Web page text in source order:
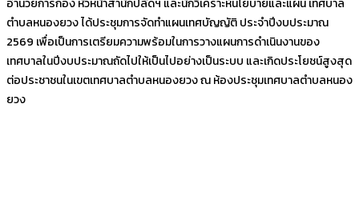
อำนวยการกอง หัวหน้าสำนักปลัดฯ และนักวิเคราะห์นโยบายและแผน เทศบาล
ตำบลหนองยวง ได้ประชุมการจัดทำแผนเทศบัญญัติ ประจำปีงบประมาณ
2569 เพื่อเป็นการเตรียมความพร้อมในการวางแผนการดำเนินงานของ
เทศบาลในปีงบประมาณถัดไปให้เป็นไปอย่างเป็นระบบ และเกิดประโยชน์สูงสุด
ต่อประชาชนในเขตเทศบาลตำบลหนองยวง ณ ห้องประชุมเทศบาลตำบลหนอง
ยวง